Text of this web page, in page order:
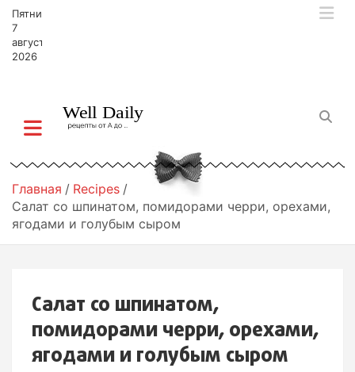
Пятница,
7
августа,
2026
Главная
Recipes
Салат со шпинатом, помидорами черри, орехами,
ягодами и голубым сыром
Салат со шпинатом,
помидорами черри, орехами,
ягодами и голубым сыром